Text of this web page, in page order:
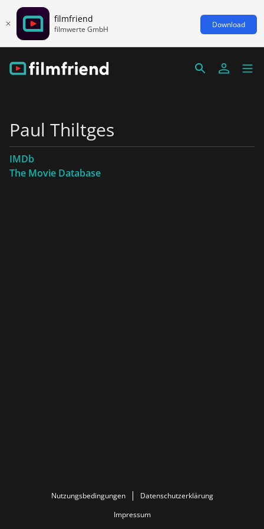
filmfriend
filmwerte GmbH Download
Paul Thiltges
IMDb
The Movie Database
Nutzungsbedingungen
Datenschutzerklärung
Impressum